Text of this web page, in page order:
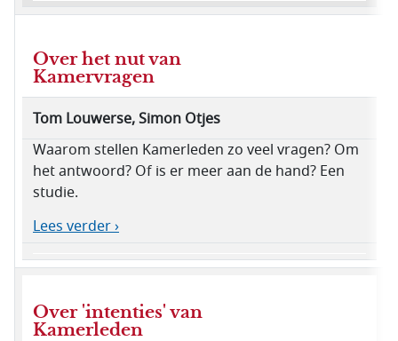
Over het nut van
Kamervragen
Tom Louwerse, Simon Otjes
Waarom stellen Kamerleden zo veel vragen? Om
het antwoord? Of is er meer aan de hand? Een
studie.
Lees verder ›
Over 'intenties' van
Kamerleden